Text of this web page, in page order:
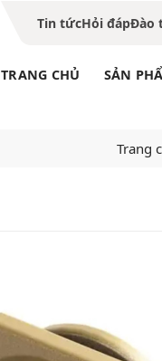
Tin tứcHỏi đápĐào
TRANG CHỦ SẢN
Trang